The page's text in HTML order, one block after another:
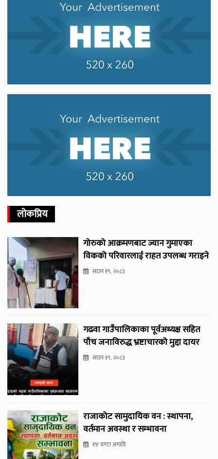
लोकप्रिय
गोरुको आक्रमणबाट ज्यान गुमाएका
विकको परिवारलाई राहत उपलब्ध गराइने
साउन १९, २०८३
गढवा गाउँपालिकाका पूर्वअध्यक्ष सहित
पाँच जनाविरुद्ध भ्रष्टाचारको मुद्दा दायर
साउन १९, २०८३
राजाकोट सामुदायिक वन : स्थापना,
वर्तमान अवस्था र सम्भावना
१४ घण्टा अगाडि